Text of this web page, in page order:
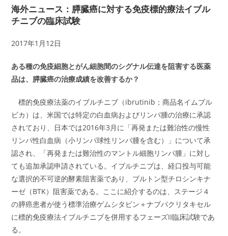
海外ニュース：膵臓癌に対する免疫標的療法イブル
チニブの臨床試験
2017年1月12日
ある種の免疫細胞とがん細胞間のシグナル伝達を阻害する医薬
品は、膵臓癌の治療成績を改善するか？
標的免疫療法薬のイブルチニブ（ibrutinib；商品名イムブル
ビカ）は、米国では特定の白血病およびリンパ腫の治療に承認
されており、日本では2016年3月に「再発または難治性の慢性
リンパ性白血病（小リンパ球性リンパ腫を含む）」について承
認され、「再発または難治性のマントル細胞リンパ腫」に対し
ても追加承認申請されている。イブルチニブは、経口投与可能
な選択的不可逆的酵素阻害薬であり、ブルトン型チロシンキナ
ーゼ（BTK）阻害薬である。ここに紹介するのは、ステージ４
の膵癌患者が使う標準治療ゲムシタビン＋ナブパクリタキセル
に標的免疫療法イブルチニブを併用するフェーズII臨床試験であ
る。